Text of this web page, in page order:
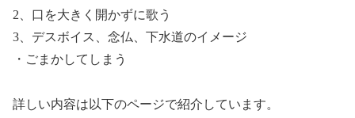
2、口を大きく開かずに歌う
3、デスボイス、念仏、下水道のイメージ
・ごまかしてしまう
詳しい内容は以下のページで紹介しています。